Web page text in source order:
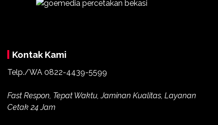
Kontak Kami
Telp./WA 0822-4439-5599
Fast Respon, Tepat Waktu, Jaminan Kualitas, Layanan
Cetak 24 Jam